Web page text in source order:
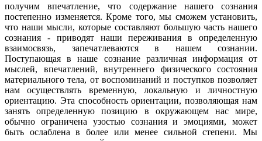
получим впечатление, что содержание нашего сознания
постепенно изменяется. Кроме того, мы сможем установить,
что наши мысли, которые составляют большую часть нашего
сознания - приводят наши переживания в определенную
взаимосвязь, запечатлеваются в нашем сознании.
Поступающая в наше сознание различная информация от
мыслей, впечатлений, внутреннего физического состояния
материального тела, от воспоминаний и поступков позволяет
нам осуществлять временную, локальную и личностную
ориентацию. Эта способность ориентации, позволяющая нам
занять определенную позицию в окружающем нас мире,
обычно ограничена узостью сознания и эмоциями, может
быть ослаблена в более или менее сильной степени. Мы